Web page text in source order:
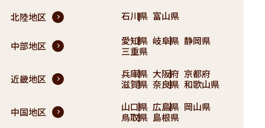
北陸地区
石川県 富山県
中部地区 愛知県 岐阜県 静岡県
三重県
近畿地区 兵庫県 大阪府 京都府
滋賀県 奈良県 和歌山県
中国地区 山口県 広島県 岡山県
鳥取県 島根県